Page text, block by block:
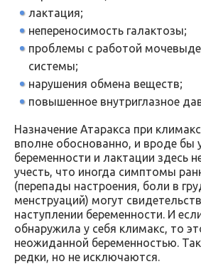
лактация;
непереносимость галактозы;
проблемы с работой
системы;
нарушения обмена веществ;
повышенное внутриглазное
Назначение Атаракса при
вполне обоснованно, и вроде бы
беременности и лактации здесь
учесть, что иногда симптомы
(перепады настроения, боли в
менструаций) могут
наступлении беременности. И
обнаружила у себя климакс, то
неожиданной беременностью.
редки, но не исключаются.